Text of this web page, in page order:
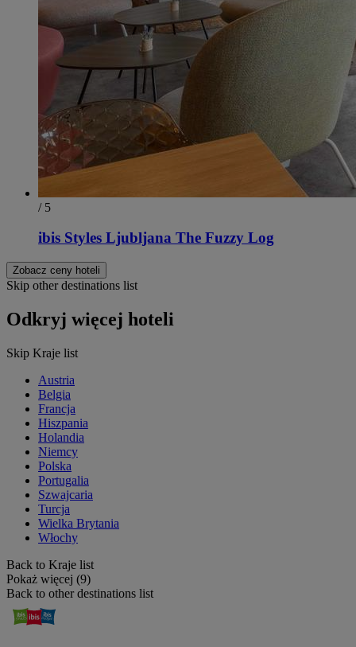
/ 5
ibis Styles Ljubljana The Fuzzy Log
Zobacz ceny hoteli
Skip other destinations list
Odkryj więcej hoteli
Skip Kraje list
Austria
Belgia
Francja
Hiszpania
Holandia
Niemcy
Polska
Portugalia
Szwajcaria
Turcja
Wielka Brytania
Włochy
Back to Kraje list
Pokaż więcej (9)
Back to other destinations list